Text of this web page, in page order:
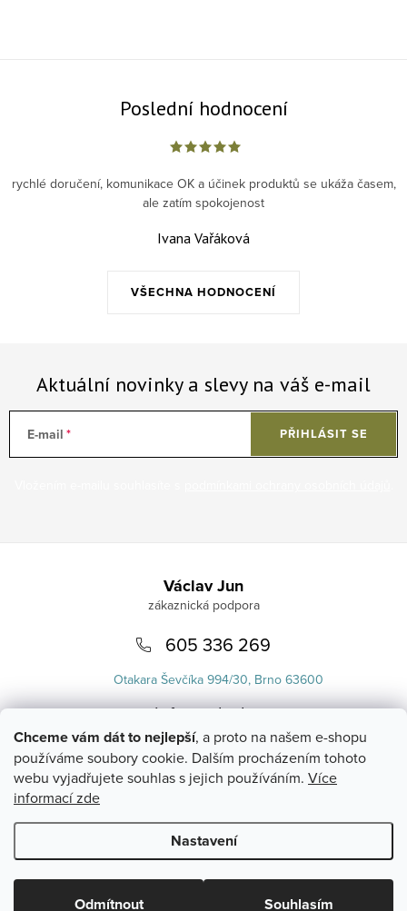
Chceme vám dát to nejlepší, a proto na našem e-shopu
používáme soubory cookie. Dalším procházením tohoto
webu vyjadřujete souhlas s jejich používáním. Více
informací zde
Nastavení
Odmítnout Souhlasím
Poslední hodnocení
VŠECHNA HODNOCENÍ
rychlé doručení, komunikace OK a účinek produktů se ukáža časem,
ale zatím spokojenost
Ivana Vařáková
Aktuální novinky a slevy na váš e-mail
E-mail PŘIHLÁSIT SE
Václav Jun
605 336 269
Otakara Ševčíka 994/30, Brno 63600
info@uvlasku.cz
Copyright 2026UVlásku.cz. Všechna práva vyhrazena.Upravit
nastavení cookies